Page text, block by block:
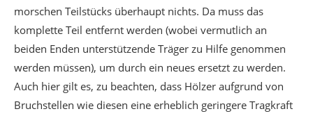
morschen Teilstücks überhaupt nichts. Da muss das
komplette Teil entfernt werden (wobei vermutlich an
beiden Enden unterstützende Träger zu Hilfe genommen
werden müssen), um durch ein neues ersetzt zu werden.
Auch hier gilt es, zu beachten, dass Hölzer aufgrund von
Bruchstellen wie diesen eine erheblich geringere Tragkraft